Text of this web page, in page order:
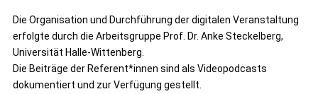
Die Organisation und Durchführung der digitalen Veranstaltung
erfolgte durch die Arbeitsgruppe Prof. Dr. Anke Steckelberg,
Universität Halle-Wittenberg.
Die Beiträge der Referent*innen sind als Videopodcasts
dokumentiert und zur Verfügung gestellt.